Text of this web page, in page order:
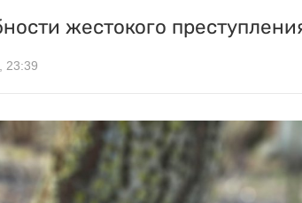
жестокого
23:39